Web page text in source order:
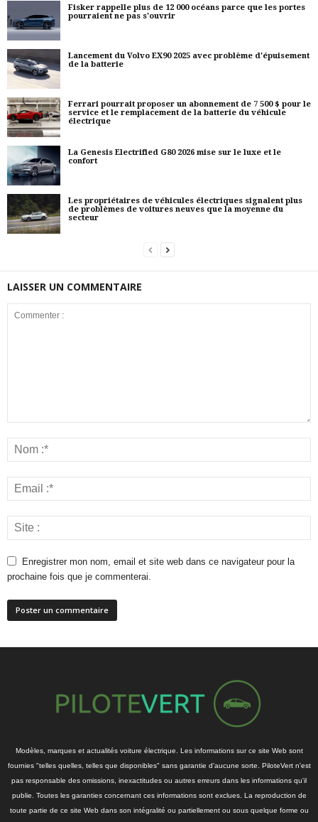
Fisker rappelle plus de 12 000 océans parce que les portes
pourraient ne pas s'ouvrir
Lancement du Volvo EX90 2025 avec problème d'épuisement
de la batterie
Ferrari pourrait proposer un abonnement de 7 500 $ pour le
service et le remplacement de la batterie du véhicule
électrique
La Genesis Electrified G80 2026 mise sur le luxe et le
confort
Les propriétaires de véhicules électriques signalent plus
de problèmes de voitures neuves que la moyenne du
secteur
LAISSER UN COMMENTAIRE
Enregistrer mon nom, email et site web dans ce navigateur pour la
prochaine fois que je commenterai.
Modèles, marques et actualités voiture électrique. Les informations sur ce site Web sont
fournies "telles quelles, telles que disponibles" sans garantie d'aucune sorte. PiloteVert n'est
pas responsable des omissions, inexactitudes ou autres erreurs dans les informations qu'il
publie. Toutes les garanties concernant ces informations sont exclues. La reproduction de
toute partie de ce site Web dans son intégralité ou partiellement ou sous quelque forme ou